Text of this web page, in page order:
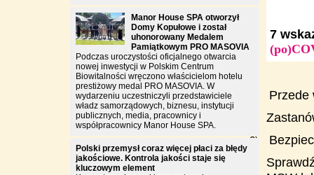
7
Przede
2)
Manor House SPA otworzył
Domy Kopułowe i został
uhonorowany Medalem
Pamiątkowym PRO MASOVIA
Podczas uroczystości oficjalnego otwarcia
nowej inwestycji w Polskim Centrum
Biowitalności wręczono właścicielom hotelu
prestiżowy medal PRO MASOVIA. W
wydarzeniu uczestniczyli przedstawiciele
władz samorządowych, biznesu, instytucji
publicznych, media, pracownicy i
współpracownicy Manor House SPA.
Polski przemysł coraz więcej płaci za błędy
jakościowe. Kontrola jakości staje się
kluczowym element